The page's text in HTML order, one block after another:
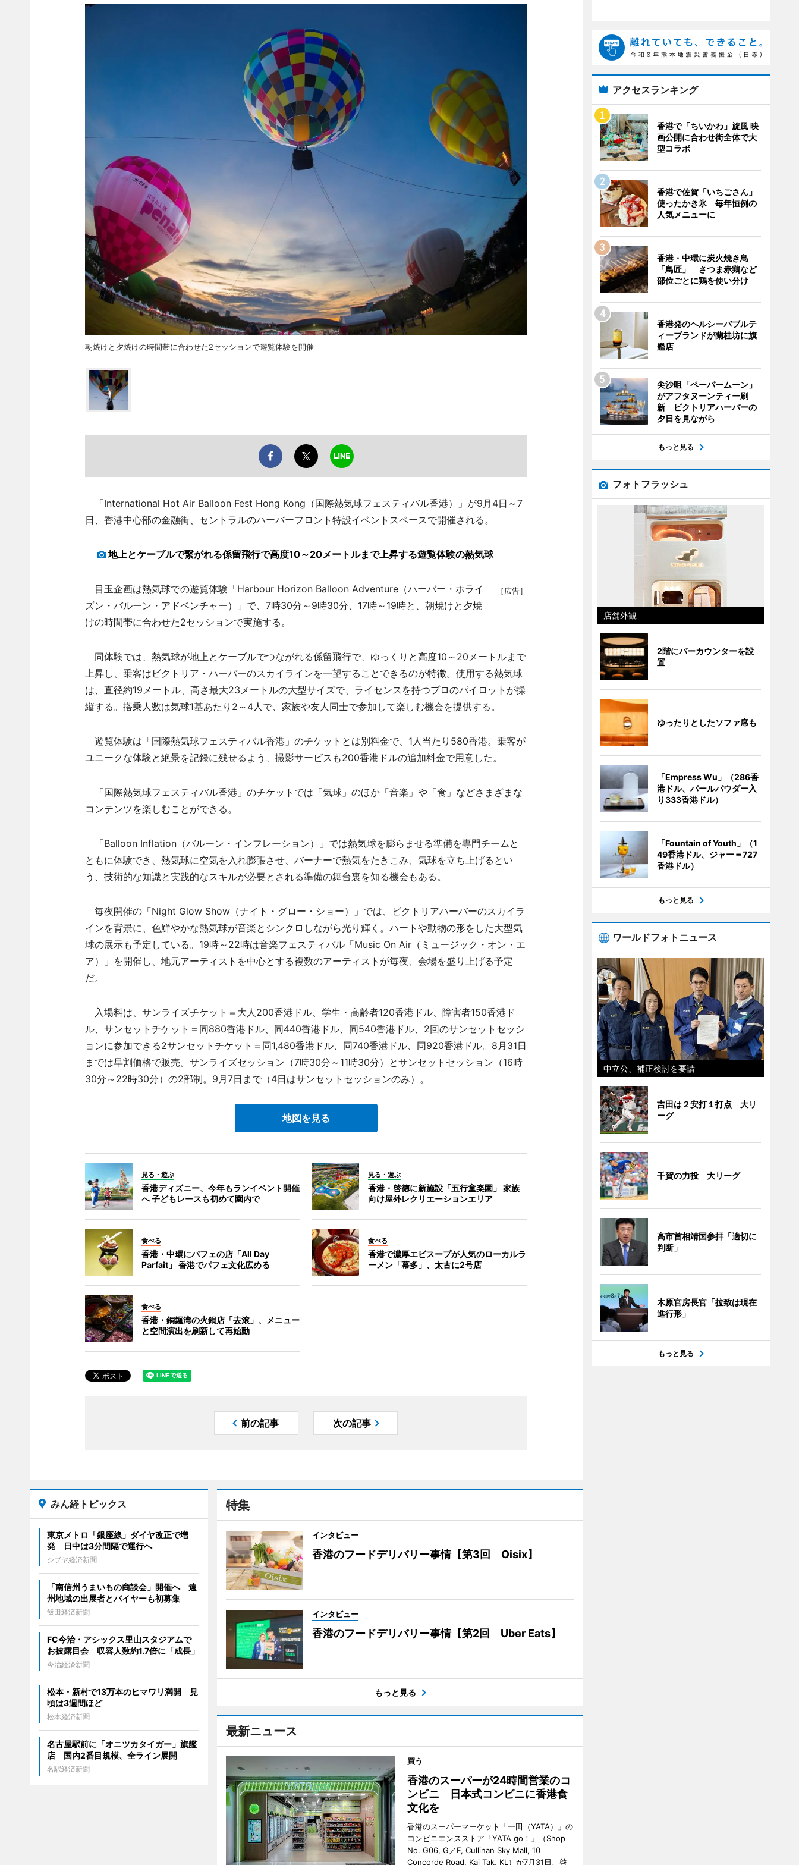
朝焼けと夕焼けの時間帯に合わせた2セッションで遊覧体験を開催
「International Hot Air Balloon Fest Hong Kong（国際熱気球フェスティバル香港）」が9月4日～7
日、香港中心部の金融街、セントラルのハーバーフロント特設イベントスペースで開催される。
地上とケーブルで繋がれる係留飛行で高度10～20メートルまで上昇する遊覧体験の熱気球
［広告］
目玉企画は熱気球での遊覧体験「Harbour Horizon Balloon Adventure（ハーバー・ホライ
ズン・バルーン・アドベンチャー）」で、7時30分～9時30分、17時～19時と、朝焼けと夕焼
けの時間帯に合わせた2セッションで実施する。
同体験では、熱気球が地上とケーブルでつながれる係留飛行で、ゆっくりと高度10～20メートルまで
上昇し、乗客はビクトリア・ハーバーのスカイラインを一望することできるのが特徴。使用する熱気球
は、直径約19メートル、高さ最大23メートルの大型サイズで、ライセンスを持つプロのパイロットが操
縦する。搭乗人数は気球1基あたり2～4人で、家族や友人同士で参加して楽しむ機会を提供する。
遊覧体験は「国際熱気球フェスティバル香港」のチケットとは別料金で、1人当たり580香港。乗客が
ユニークな体験と絶景を記録に残せるよう、撮影サービスも200香港ドルの追加料金で用意した。
「国際熱気球フェスティバル香港」のチケットでは「気球」のほか「音楽」や「食」などさまざまな
コンテンツを楽しむことができる。
「Balloon Inflation（バルーン・インフレーション）」では熱気球を膨らませる準備を専門チームと
ともに体験でき、熱気球に空気を入れ膨張させ、バーナーで熱気をたきこみ、気球を立ち上げるとい
う、技術的な知識と実践的なスキルが必要とされる準備の舞台裏を知る機会もある。
毎夜開催の「Night Glow Show（ナイト・グロー・ショー）」では、ビクトリアハーバーのスカイラ
インを背景に、色鮮やかな熱気球が音楽とシンクロしながら光り輝く。ハートや動物の形をした大型気
球の展示も予定している。19時～22時は音楽フェスティバル「Music On Air（ミュージック・オン・エ
ア）」を開催し、地元アーティストを中心とする複数のアーティストが毎夜、会場を盛り上げる予定
だ。
入場料は、サンライズチケット＝大人200香港ドル、学生・高齢者120香港ドル、障害者150香港ド
ル、サンセットチケット＝同880香港ドル、同440香港ドル、同540香港ドル、2回のサンセットセッシ
ョンに参加できる2サンセットチケット＝同1,480香港ドル、同740香港ドル、同920香港ドル。8月31日
までは早割価格で販売。サンライズセッション（7時30分～11時30分）とサンセットセッション（16時
30分～22時30分）の2部制。9月7日まで（4日はサンセットセッションのみ）。
地図を見る
見る・遊ぶ
香港ディズニー、今年もランイベント開催
へ 子どもレースも初めて園内で
見る・遊ぶ
香港・啓徳に新施設「五行童楽園」 家族
向け屋外レクリエーションエリア
食べる
香港・中環にパフェの店「All Day
Parfait」 香港でパフェ文化広める
食べる
香港で濃厚エビスープが人気のローカルラ
ーメン「幕多」、太古に2号店
食べる
香港・銅鑼湾の火鍋店「去滾」、メニュー
と空間演出を刷新して再始動
前の記事 次の記事
特集
インタビュー
香港のフードデリバリー事情【第3回 Oisix】
インタビュー
香港のフードデリバリー事情【第2回 Uber Eats】
もっと見る
最新ニュース
買う
香港のスーパーが24時間営業のコ
ンビニ 日本式コンビニに香港食
文化を
香港のスーパーマーケット「一田（YATA）」の
コンビニエンスストア「YATA go！」（Shop
No. G06, G／F, Cullinan Sky Mall, 10
Concorde Road, Kai Tak, KL）が7月31日、啓
みん経トピックス
東京メトロ「銀座線」ダイヤ改正で増
発 日中は3分間隔で運行へ
シブヤ経済新聞
「南信州うまいもの商談会」開催へ 遠
州地域の出展者とバイヤーも初募集
飯田経済新聞
FC今治・アシックス里山スタジアムで
お披露目会 収容人数約1.7倍に「成長」
今治経済新聞
松本・新村で13万本のヒマワリ満開 見
頃は3週間ほど
松本経済新聞
名古屋駅前に「オニツカタイガー」旗艦
店 国内2番目規模、全ライン展開
名駅経済新聞
アクセスランキング
香港で「ちいかわ」旋風 映
画公開に合わせ街全体で大
型コラボ
香港で佐賀「いちごさん」
使ったかき氷 毎年恒例の
人気メニューに
香港・中環に炭火焼き鳥
「鳥匠」 さつま赤鶏など
部位ごとに鶏を使い分け
香港発のヘルシーバブルテ
ィーブランドが蘭桂坊に旗
艦店
尖沙咀「ペーパームーン」
がアフタヌーンティー刷
新 ビクトリアハーバーの
夕日を見ながら
もっと見る
フォトフラッシュ
店舗外観
2階にバーカウンターを設
置
ゆったりとしたソファ席も
「Empress Wu」（286香
港ドル、パールパウダー入
り333香港ドル）
「Fountain of Youth」（1
49香港ドル、ジャー＝727
香港ドル）
もっと見る
ワールドフォトニュース
中立公、補正検討を要請
吉田は２安打１打点 大リ
ーグ
千賀の力投 大リーグ
高市首相靖国参拝「適切に
判断」
木原官房長官「拉致は現在
進行形」
もっと見る